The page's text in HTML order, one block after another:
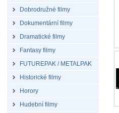
Dobrodružné filmy
Dokumentární filmy
Dramatické filmy
Fantasy filmy
FUTUREPAK / METALPAK
Historické filmy
Horory
Hudební filmy